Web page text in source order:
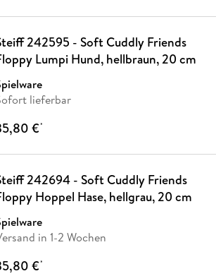
242595 - Soft Cuddly Friends
Lumpi Hund, hellbraun, 20 cm
lieferbar
€*
242694 - Soft Cuddly Friends
Hoppel Hase, hellgrau, 20 cm
in 1-2 Wochen
€*